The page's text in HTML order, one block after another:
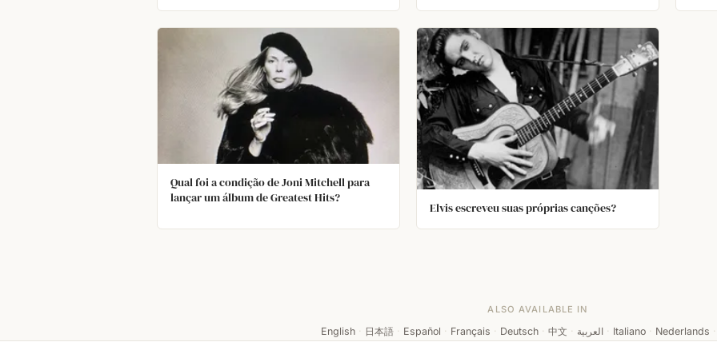
Qual foi a condição de Joni Mitchell para
lançar um álbum de Greatest Hits?
Elvis escreveu suas próprias canções?
ALSO AVAILABLE IN
English · 日本語 · Español · Français · Deutsch · 中文 · العربية · Italiano · Nederlands ·